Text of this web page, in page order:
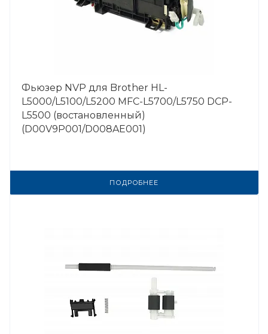
Фьюзер NVP для Brother HL-
L5000/L5100/L5200 MFC-L5700/L5750 DCP-
L5500 (востановленный)
(D00V9P001/D008AE001)
ПОДРОБНЕЕ